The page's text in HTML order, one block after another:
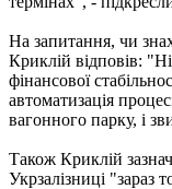
На запитання, чи
Криклій відповів:
фінансової
автоматизація
вагонного парку, і
Також Криклій
Укрзалізниці "зараз